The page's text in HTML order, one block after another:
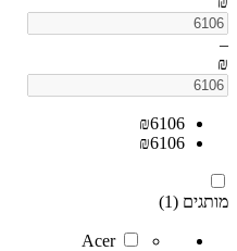
–
₪
₪6106
₪6106
מותגים (1)
Acer